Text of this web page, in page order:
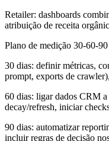
Retailer: dashboards
atribuição de receita
Plano de medição 30-60-
30 dias: definir métricas,
prompt, exports de
60 dias: ligar dados CRM
decay/refresh, iniciar
90 dias: automatizar
incluir regras de decisão